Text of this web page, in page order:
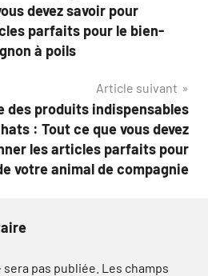
devez savoir pour
parfaits pour le bien-
à poils
Article suivant
des produits indispensables
: Tout ce que vous devez
les articles parfaits pour
votre animal de compagnie
pas publiée. Les champs